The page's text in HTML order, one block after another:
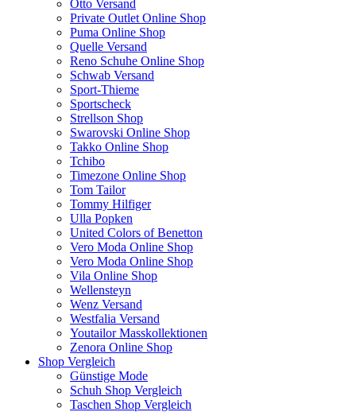
Otto Versand
Private Outlet Online Shop
Puma Online Shop
Quelle Versand
Reno Schuhe Online Shop
Schwab Versand
Sport-Thieme
Sportscheck
Strellson Shop
Swarovski Online Shop
Takko Online Shop
Tchibo
Timezone Online Shop
Tom Tailor
Tommy Hilfiger
Ulla Popken
United Colors of Benetton
Vero Moda Online Shop
Vero Moda Online Shop
Vila Online Shop
Wellensteyn
Wenz Versand
Westfalia Versand
Youtailor Masskollektionen
Zenora Online Shop
Shop Vergleich
Günstige Mode
Schuh Shop Vergleich
Taschen Shop Vergleich